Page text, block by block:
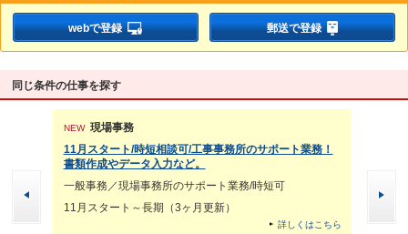
webで登録 郵送で登録
同じ条件の仕事を探す
NEW 現場事務
11月スタート/時短相談可/工事事務所のサポート業務！
書類作成やデータ入力など。
一般事務／現場事務所のサポート業務/時短可
11月スタート～長期（3ヶ月更新）
詳しくはこちら